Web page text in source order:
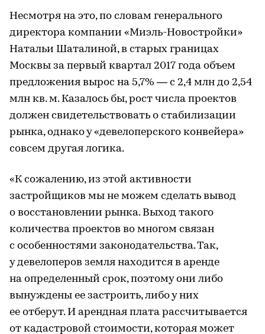
Несмотря на это, по словам генерального
директора компании «Миэль-Новостройки»
Натальи Шаталиной, в старых границах
Москвы за первый квартал 2017 года объем
предложения вырос на 5,7% — с 2,4 млн до 2,54
млн кв. м. Казалось бы, рост числа проектов
должен свидетельствовать о стабилизации
рынка, однако у «девелоперского конвейера»
совсем другая логика.
«К сожалению, из этой активности
застройщиков мы не можем сделать вывод
о восстановлении рынка. Выход такого
количества проектов во многом связан
с особенностями законодательства. Так,
у девелоперов земля находится в аренде
на определенный срок, поэтому они либо
вынуждены ее застроить, либо у них
ее отберут. И арендная плата рассчитывается
от кадастровой стоимости, которая может